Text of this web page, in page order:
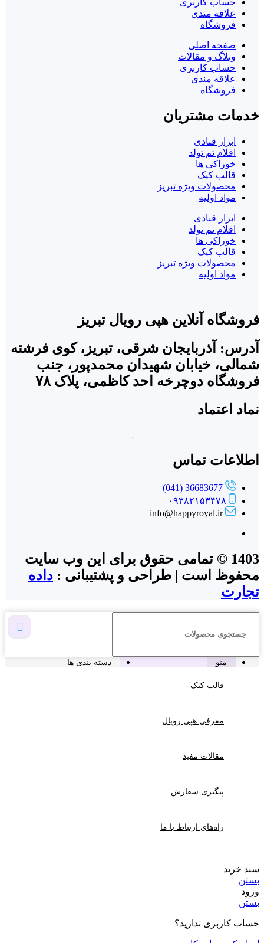
حساب کاربری
علاقه مندی
فروشگاه
صفحه اصلی
وبلاگ و مقالات
حساب کاربری
علاقه مندی
فروشگاه
خدمات مشتریان
ابزار قنادی
اقلام تم تولد
خوراکی ها
قالب کیک
محصولات ویژه تبریز
مواد اولیه
ابزار قنادی
اقلام تم تولد
خوراکی ها
قالب کیک
محصولات ویژه تبریز
مواد اولیه
فروشگاه آنلاین هپی رویال تبریز
آدرس: آذربایجان شرقی، تبریز، کوی فرشته
شمالی، خیابان شهیدان محمدپور، جنب
فروشگاه دوچرخه احد کاظمی، پلاک ۷۸
نماد اعتماد
اطلاعات تماس
36683677 (041)
۰۹۳۸۲۱۵۳۴۷۸
info@happyroyal.ir
1403 © تمامی حقوق برای این وب سایت
محفوظ است | طراحی و پشتیبانی : داده
تجارت
منو دسته بندی ها
قالب کیک
معرفی هپی رویال
مقالات مفید
پیگیری سفارش
راه‌های ارتباط با ما
سبد خرید
بستن
ورود
بستن
حساب کاربری ندارید؟